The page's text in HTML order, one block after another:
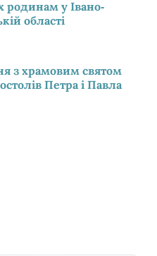
родинам у Івано-
області
з храмовим святом
Петра і Павла